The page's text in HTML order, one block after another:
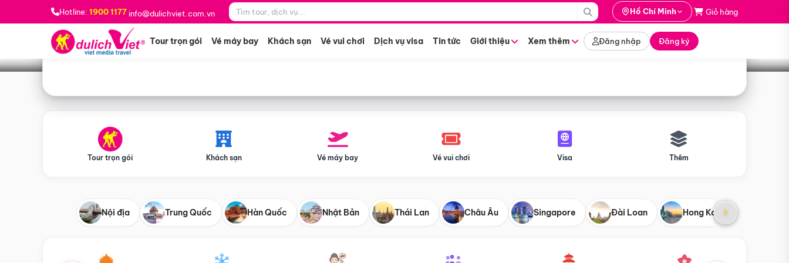
Hotline: 1900 1177 info@dulichviet.com.vn Hồ Chí Minh Giỏ hàng
Tour trọn gói Vé máy bay Khách sạn Vé vui chơi Dịch vụ visa Tin tức Giới thiệu Xem thêm Đăng nhập Đăng ký
Bạn muốn đi đâu? *
Tìm tour
Tour trọn gói Khách sạn Vé máy bay Vé vui chơi Visa Thêm
Nội địa Trung Quốc Hàn Quốc Nhật Bản Thái Lan Châu Âu Singapore Đài Loan Hong Kong